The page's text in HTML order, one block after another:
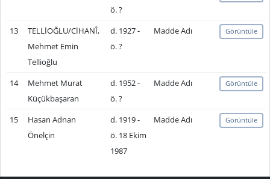
ö. ?
13
TELLİOĞLU/CİHANÎ,
Mehmet Emin
Tellioğlu
d. 1927 -
ö. ?
Madde Adı Görüntüle
14
Mehmet Murat
Küçükbaşaran
d. 1952 -
ö. ?
Madde Adı Görüntüle
15
Hasan Adnan
Önelçin
d. 1919 -
ö. 18 Ekim
1987
Madde Adı Görüntüle